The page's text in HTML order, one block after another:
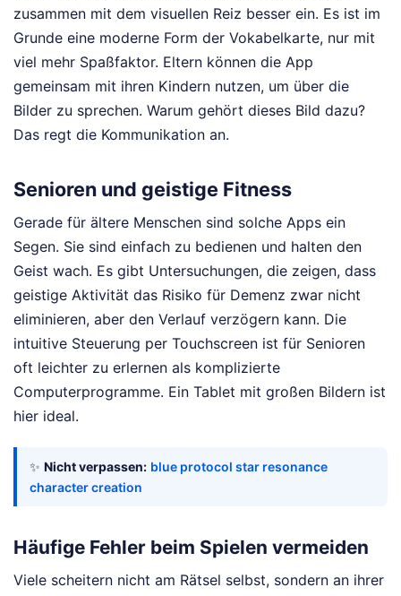
zusammen mit dem visuellen Reiz besser ein. Es ist im
Grunde eine moderne Form der Vokabelkarte, nur mit
viel mehr Spaßfaktor. Eltern können die App
gemeinsam mit ihren Kindern nutzen, um über die
Bilder zu sprechen. Warum gehört dieses Bild dazu?
Das regt die Kommunikation an.
Senioren und geistige Fitness
Gerade für ältere Menschen sind solche Apps ein
Segen. Sie sind einfach zu bedienen und halten den
Geist wach. Es gibt Untersuchungen, die zeigen, dass
geistige Aktivität das Risiko für Demenz zwar nicht
eliminieren, aber den Verlauf verzögern kann. Die
intuitive Steuerung per Touchscreen ist für Senioren
oft leichter zu erlernen als komplizierte
Computerprogramme. Ein Tablet mit großen Bildern ist
hier ideal.
✨ Nicht verpassen: blue protocol star resonance
character creation
Häufige Fehler beim Spielen vermeiden
Viele scheitern nicht am Rätsel selbst, sondern an ihrer